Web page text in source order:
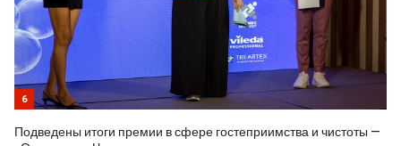
6
Подведены итоги премии в сфере гостеприимства и чистоты —